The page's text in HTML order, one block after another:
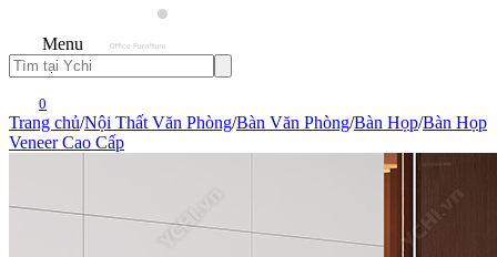
Menu
0
Trang chủ/Nội Thất Văn Phòng/Bàn Văn Phòng/Bàn Họp/Bàn Họp
Veneer Cao Cấp